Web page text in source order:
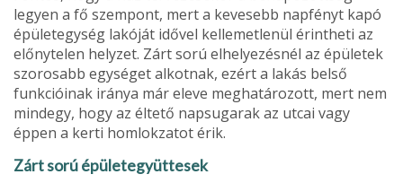
legyen a fő szempont, mert a kevesebb napfényt kapó
épületegység lakóját idővel kellemetlenül érintheti az
előnyte­len helyzet. Zárt sorú elhelyezésnél az épüle­tek
szorosabb egységet alkotnak, ezért a lakás belső
funkcióinak irá­nya már eleve meghatározott, mert nem
mindegy, hogy az éltető napsu­garak az utcai vagy
éppen a kerti homlokzatot érik.
Zárt sorú épületegyüttesek